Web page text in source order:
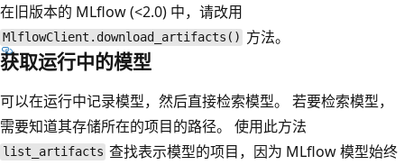
在旧版本的 MLflow (<2.0) 中，请改用
MlflowClient.download_artifacts() 方法。
获取运行中的模型
可以在运行中记录模型，然后直接检索模型。 若要检索模型，
需要知道其存储所在的项目的路径。 使用此方法
list_artifacts 查找表示模型的项目，因为 MLflow 模型始终